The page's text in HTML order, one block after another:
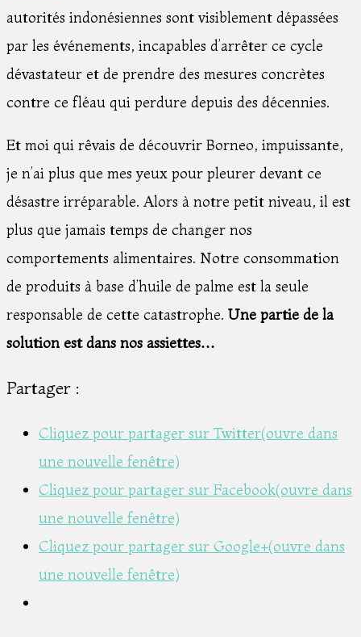
autorités indonésiennes sont visiblement dépassées
par les événements, incapables d’arrêter ce cycle
dévastateur et de prendre des mesures concrètes
contre ce fléau qui perdure depuis des décennies.
Et moi qui rêvais de découvrir Borneo, impuissante,
je n’ai plus que mes yeux pour pleurer devant ce
désastre irréparable. Alors à notre petit niveau, il est
plus que jamais temps de changer nos
comportements alimentaires. Notre consommation
de produits à base d’huile de palme est la seule
responsable de cette catastrophe. Une partie de la
solution est dans nos assiettes…
Partager :
Cliquez pour partager sur Twitter(ouvre dans
une nouvelle fenêtre)
Cliquez pour partager sur Facebook(ouvre dans
une nouvelle fenêtre)
Cliquez pour partager sur Google+(ouvre dans
une nouvelle fenêtre)